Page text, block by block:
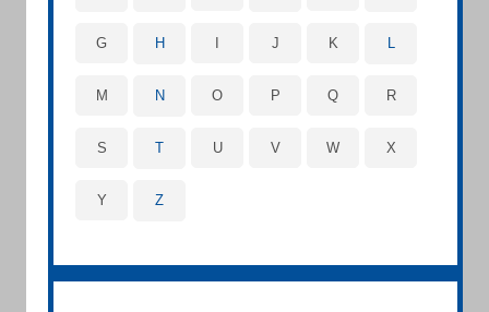
G H J K L
M N O P Q R
S T U V W X
Y Z